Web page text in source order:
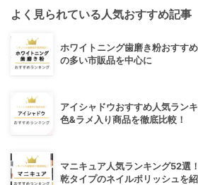
よく見られている人気おすすめ記事
ホワイトニング歯磨き粉おすす
の多い市販品を中心に
アイシャドウおすすめ人気ラン
色&ラメ入り商品を徹底比較！
マニキュア人気ランキング52選
乾タイプのネイルポリッシュを紹